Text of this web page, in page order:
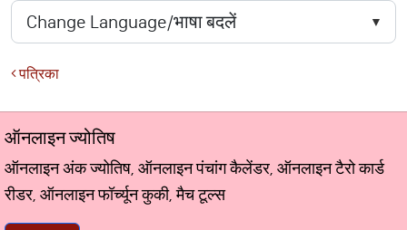
पत्रिका
ऑनलाइन ज्योतिष
ऑनलाइन अंक ज्योतिष, ऑनलाइन पंचांग कैलेंडर, ऑनलाइन टैरो कार्ड
रीडर, ऑनलाइन फॉर्च्यून कुकी, मैच टूल्स